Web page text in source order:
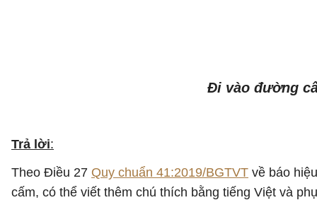
Đi vào đường
Trả lời:
Theo Điều 27 Quy chuẩn 41:2019/BGTVT về báo
cấm, có thể viết thêm chú thích bằng tiếng Việt và